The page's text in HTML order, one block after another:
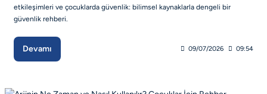
etkileşimleri ve çocuklarda güvenlik: bilimsel kaynaklarla dengeli bir
güvenlik rehberi.
Devamı 09/07/2026 09:54